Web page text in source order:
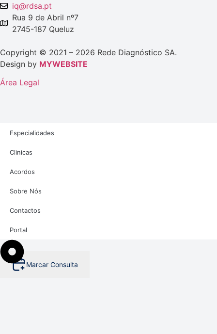
iq@rdsa.pt
Rua 9 de Abril nº7
2745-187 Queluz
Copyright © 2021 – 2026 Rede Diagnóstico SA.
Design by MYWEBSITE
Área Legal
Especialidades
Clinicas
Acordos
Sobre Nós
Contactos
Portal
Marcar Consulta